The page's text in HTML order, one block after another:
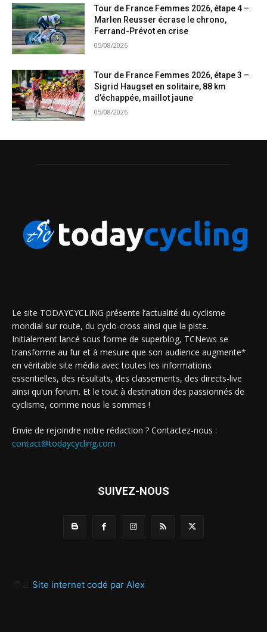
Tour de France Femmes 2026, étape 4 –
Marlen Reusser écrase le chrono,
Ferrand-Prévot en crise
05/08/2026
Tour de France Femmes 2026, étape 3 –
Sigrid Haugset en solitaire, 88 km
d’échappée, maillot jaune
05/08/2026
Le site TODAYCYCLING présente l’actualité du cyclisme
mondial sur route, du cyclo-cross ainsi que la piste.
Initialement lancé sous forme de superblog, TCNews se
transforme au fur et à mesure que son audience augmente*
en véritable site média avec toutes les informations
essentielles, des résultats, des classements, des directs-live
ainsi qu'un forum. Et le tout à destination des passionnés de
cyclisme, comme nous le sommes !
Envie de rejoindre notre rédaction ? Contactez-nous :
contact@todaycycling.com
SUIVEZ-NOUS
Site internet codé par Alex